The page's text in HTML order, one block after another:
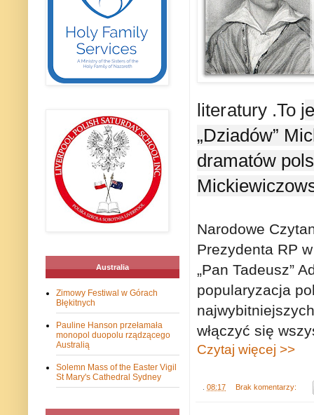
literatury .To j
„Dziadów”
dramatów
Narodowe
Prezydenta RP
„Pan Tadeusz”
popularyzacja
włączyć się
Czytaj więcej >>
08:17 Brak komentarzy:
Australia
Zimowy Festiwal w Górach
Błękitnych
Pauline Hanson przełamała
monopol duopolu rządzącego
Australią
Solemn Mass of the Easter Vigil
St Mary's Cathedral Sydney